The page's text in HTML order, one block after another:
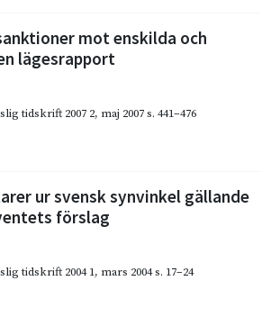
mot enskilda och
lägesrapport
tidskrift 2007 2, maj 2007s. 441–476
ur svensk synvinkel gällande
förslag
tidskrift 2004 1, mars 2004s. 17–24